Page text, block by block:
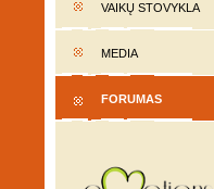
VAIKŲ STOVYKLA
MEDIA
FORUMAS